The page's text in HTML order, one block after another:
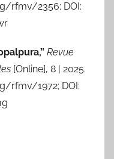
rfmv/2356; DOI:
Revue
[Online], 8 | 2025.
rfmv/1972; DOI: